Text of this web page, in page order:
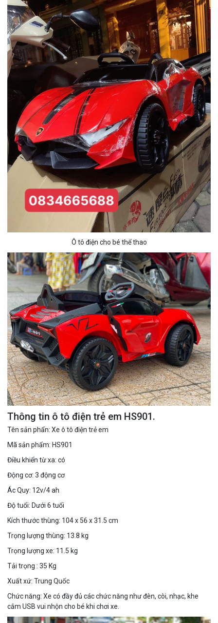
Ô tô điện cho bé thể thao
Thông tin ô tô điện trẻ em HS901.
Tên sản phẩn: Xe ô tô điện trẻ em
Mã sản phẩm: HS901
Điều khiển từ xa: có
Động cơ: 3 động cơ
Ác Quy: 12v/4 ah
Độ tuổi: Dưới 6 tuổi
Kích thước thùng: 104 x 56 x 31.5 cm
Trọng lượng thùng: 13.8 kg
Trọng lượng xe: 11.5 kg
Tải trọng : 35 Kg
Xuất xứ: Trung Quốc
Chức năng: Xe có đầy đủ các chức năng như đèn, còi, nhạc, khe
cắm USB vui nhộn cho bé khi chơi xe.